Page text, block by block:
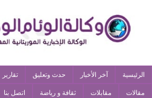
الرئيسية آخر الأخبار حدث وتعليق تقارير
مقالات مقابلات ثقافة و رياضة اتصل بنا